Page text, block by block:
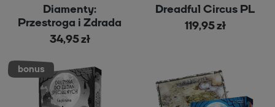
Diamenty:
Przestroga i Zdrada
34,95 zł
Dreadful Circus PL
119,95 zł